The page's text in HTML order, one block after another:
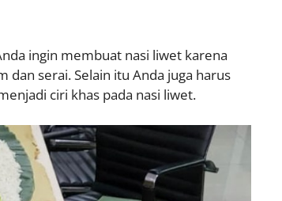
ingin membuat nasi liwet karena
dan serai. Selain itu Anda juga harus
ciri khas pada nasi liwet.